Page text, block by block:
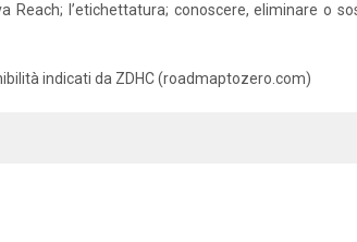
l’etichettatura; conoscere, eliminare o
indicati da ZDHC (roadmaptozero.com)